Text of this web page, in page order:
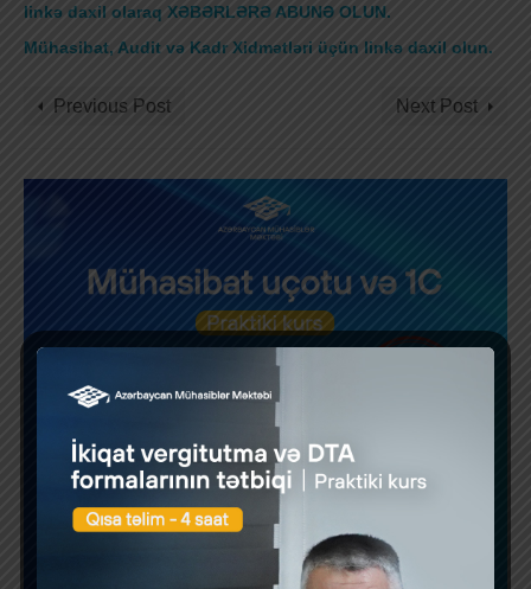
linkə daxil olaraq XƏBƏRLƏRƏ ABUNƏ OLUN.
Mühasibat, Audit və Kadr Xidmətləri üçün linkə daxil olun.
Previous Post Next Post